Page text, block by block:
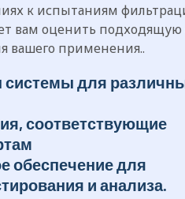
к испытаниям
вам оценить подходящую
вашего применения..
для
соответствующие
обеспечение для
и анализа.